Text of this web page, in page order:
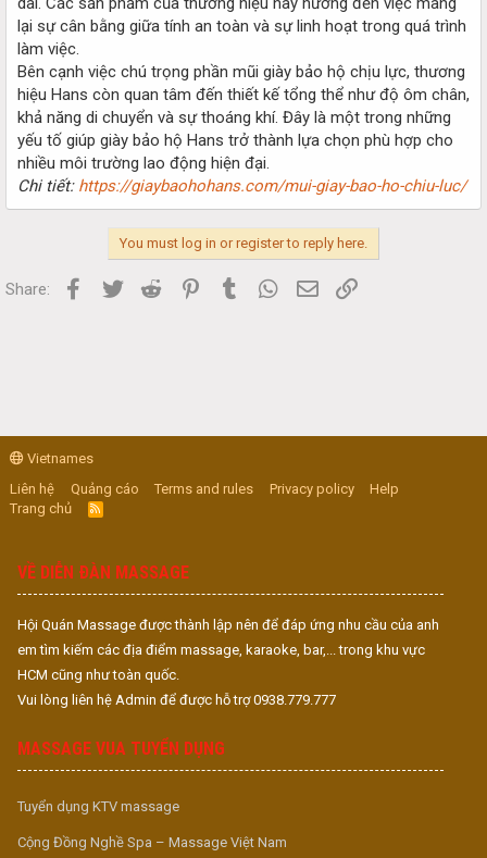
lại sự cân bằng giữa tính an toàn và sự linh hoạt trong quá trình
làm việc.
Bên cạnh việc chú trọng phần mũi giày bảo hộ chịu lực, thương
hiệu Hans còn quan tâm đến thiết kế tổng thể như độ ôm chân,
khả năng di chuyển và sự thoáng khí. Đây là một trong những
yếu tố giúp giày bảo hộ Hans trở thành lựa chọn phù hợp cho
nhiều môi trường lao động hiện đại.
Chi tiết: https://giaybaohohans.com/mui-giay-bao-ho-chiu-luc/
You must log in or register to reply here.
Share: Facebook
Twitter Reddit PinterestTumblr WhatsApp
Email
Vietnames
Liên hệ
Quảng cáo Terms and rules Privacy policy
Help
Trang chủ
R
S
VỀ DIỄN ĐÀN MASSAGE
Hội Quán Massage được thành lập nên để đáp ứng nhu cầu của anh
em tìm kiếm các địa điểm massage, karaoke, bar,... trong khu vực
HCM cũng như toàn quốc.
Vui lòng liên hệ Admin để được hỗ trợ 0938.779.777
MASSAGE VUA TUYỂN DỤNG
Tuyển dụng KTV massage
Cộng Đồng Nghề Spa – Massage Việt Nam